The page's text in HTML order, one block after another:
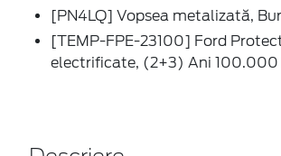
[PN4LQ] Vopsea metalizată,
[TEMP-FPE-23100] Ford
electrificate, (2+3) Ani 100.000